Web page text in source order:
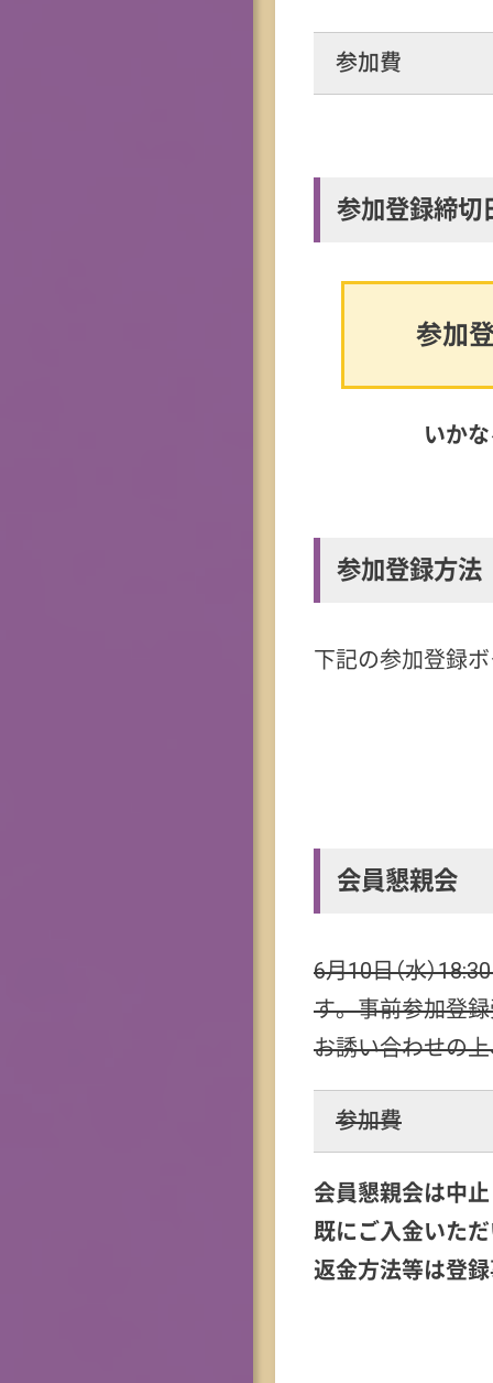
参加費
参加登録締切
参加
いか
参加登録方法
下記の参加登録
会員懇親会
6月10日（水）
す。事前参加登
お誘い合わせの
参加費
会員懇親会は中
既にご入金いた
返金方法等は登